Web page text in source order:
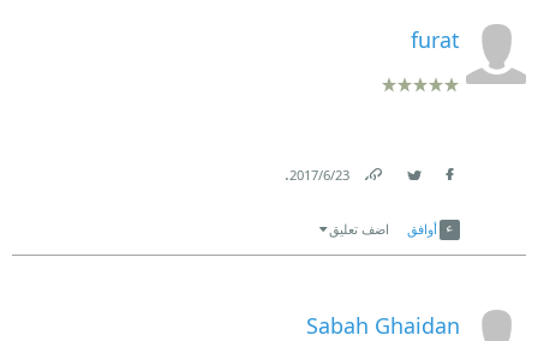
furat
23‏/6‏/2017
.
أوافق اضف تعليق
Sabah Ghaidan